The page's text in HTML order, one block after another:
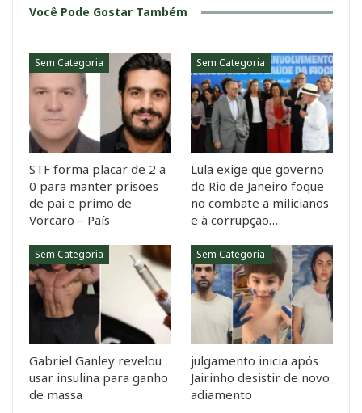
Você Pode Gostar Também
Sem Categoria
STF forma placar de 2 a
0 para manter prisões
de pai e primo de
Vorcaro – País
Sem Categoria
Lula exige que governo
do Rio de Janeiro foque
no combate a milicianos
e à corrupção…
Sem Categoria
Gabriel Ganley revelou
usar insulina para ganho
de massa
Sem Categoria
julgamento inicia após
Jairinho desistir de novo
adiamento